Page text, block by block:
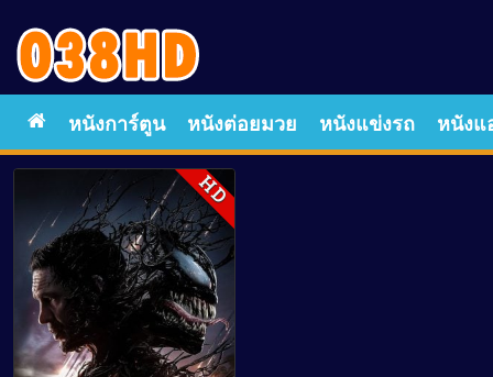
หนังการ์ตูน หนังต่อยมวย หนังแข่งรถ หนัง
HD